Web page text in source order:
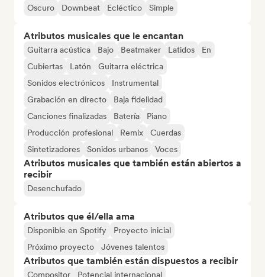
Oscuro Downbeat Ecléctico Simple
Atributos musicales que le encantan
Guitarra acústica Bajo Beatmaker Latidos
En
Cubiertas
Latón
Guitarra eléctrica
Sonidos electrónicos
Instrumental
Grabación en directo
Baja fidelidad
Canciones finalizadas
Batería
Piano
Producción profesional
Remix
Cuerdas
Sintetizadores
Sonidos urbanos Voces
Atributos musicales que también están abiertos a
recibir
Desenchufado
Atributos que él/ella ama
Disponible en Spotify
Proyecto inicial
Próximo proyecto
Jóvenes talentos
Atributos que también están dispuestos a recibir
Compositor Potencial internacional